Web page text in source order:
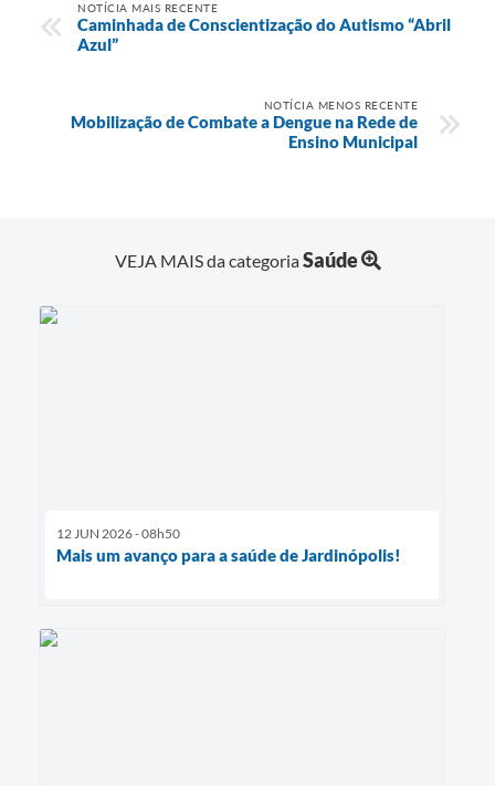
NOTÍCIA MAIS RECENTE
Caminhada de Conscientização do Autismo “Abril
Azul”
NOTÍCIA MENOS RECENTE
Mobilização de Combate a Dengue na Rede de
Ensino Municipal
VEJA MAIS da categoriaSaúde
12 JUN 2026 - 08h50
Mais um avanço para a saúde de Jardinópolis!